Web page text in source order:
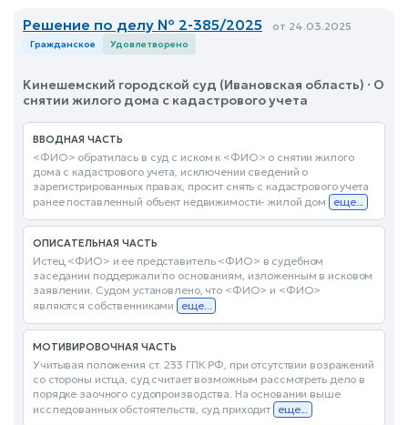
Решение по делу № 2-385/2025 от 24.03.2025
Гражданское Удовлетворено
Кинешемский городской суд (Ивановская область) · О
снятии жилого дома с кадастрового учета
ВВОДНАЯ ЧАСТЬ
<ФИО> обратилась в суд с иском к <ФИО> о снятии жилого
дома с кадастрового учета, исключении сведений о
зарегистрированных правах, просит снять с кадастрового учета
ранее поставленный объект недвижимости- жилой дом
еще...
ОПИСАТЕЛЬНАЯ ЧАСТЬ
Истец <ФИО> и ее представитель <ФИО> в судебном
заседании поддержали по основаниям, изложенным в исковом
заявлении. Судом установлено, что <ФИО> и <ФИО>
являются собственниками еще...
МОТИВИРОВОЧНАЯ ЧАСТЬ
Учитывая положения ст. 233 ГПК РФ, при отсутствии возражений
со стороны истца, суд считает возможным рассмотреть дело в
порядке заочного судопроизводства. На основании выше
исследованных обстоятельств, суд приходит еще...